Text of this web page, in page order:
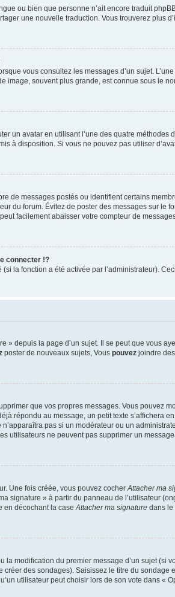
ou bien que personne n’ait encore traduit
une nouvelle traduction. Vous trouverez plus
vous consultez les messages d’un sujet.
souvent plus grande, est connue sous le
un avatar en utilisant l’une des quatre méthodes
à disposition. Si vous ne pouvez pas utiliser
de messages postés ou identifient certains
du forum. Évitez de poster des messages sur le
facilement abaisser votre compteur de
connecter !?
la fonction a été activée par l’administrateur).
depuis la page d’un sujet. Il se peut que vous
poster de nouveaux sujets, Vous pouvez joindre
que vos propres messages. Vous pouvez
répondu au message, un petit texte s’affichera
pas si un modérateur ou un
utilisateurs ne peuvent pas supprimer un
Une fois créée, vous pouvez cocher Attacher ma
signature » à partir du panneau de l’utilisateur
en décochant la case Attacher ma signature dans le
modification du premier message d’un sujet (si
des sondages). Saisissez le titre du
utilisateur peut choisir lors de son vote dans «